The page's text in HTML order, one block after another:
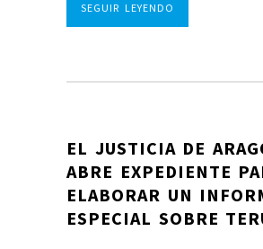
SEGUIR LEYENDO
EL JUSTICIA DE
ABRE EXPEDIENTE
ELABORAR UN
ESPECIAL SOBRE